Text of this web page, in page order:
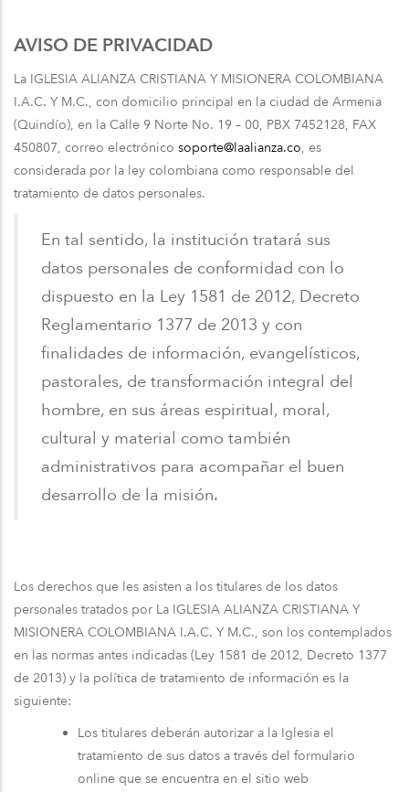
AVISO DE PRIVACIDAD
La IGLESIA ALIANZA CRISTIANA Y MISIONERA COLOMBIANA
I.A.C. Y M.C., con domicilio principal en la ciudad de Armenia
(Quindío), en la Calle 9 Norte No. 19 – 00, PBX 7452128, FAX
450807, correo electrónico soporte@laalianza.co, es
considerada por la ley colombiana como responsable del
tratamiento de datos personales.
En tal sentido, la institución tratará sus
datos personales de conformidad con lo
dispuesto en la Ley 1581 de 2012, Decreto
Reglamentario 1377 de 2013 y con
finalidades de información, evangelísticos,
pastorales, de transformación integral del
hombre, en sus áreas espiritual, moral,
cultural y material como también
administrativos para acompañar el buen
desarrollo de la misión.
Los derechos que les asisten a los titulares de los datos
personales tratados por La IGLESIA ALIANZA CRISTIANA Y
MISIONERA COLOMBIANA I.A.C. Y M.C., son los contemplados
en las normas antes indicadas (Ley 1581 de 2012, Decreto 1377
de 2013) y la política de tratamiento de información es la
siguiente:
Los titulares deberán autorizar a la Iglesia el
tratamiento de sus datos a través del formulario
online que se encuentra en el sitio web